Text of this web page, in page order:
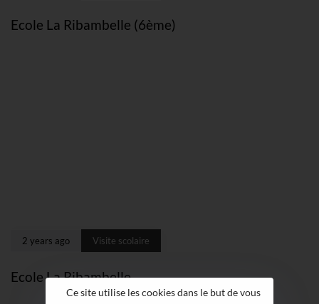
Ecole La Ribambelle (6ème)
2 years ago Visite scolaire
Ecole La Ribambelle
Ce site utilise les cookies dans le but de vous